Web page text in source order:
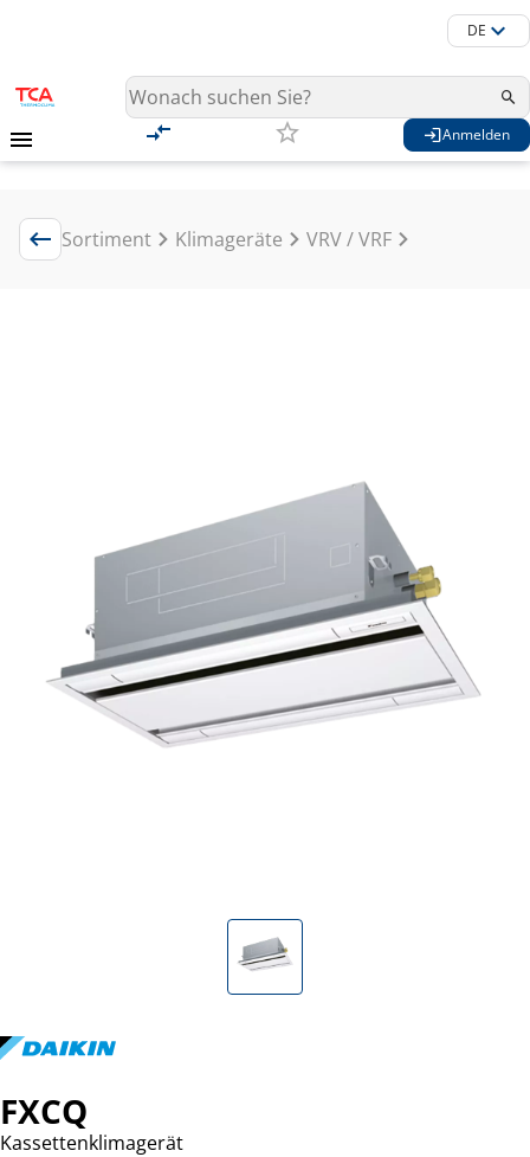
DE
Anmelden
Sortiment Klimageräte VRV / VRF
FXCQ
Kassettenklimagerät